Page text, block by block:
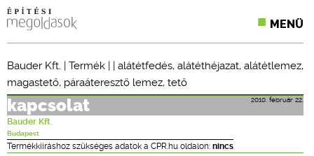
MENÜ
SZAKLAPOK
CPR TERMÉKKIÍRÁS
ÉPÍTÉSI JOG
Bauder Kft. | Termék | | alátétfedés, alátéthéjazat, alátétlemez,
magastető, páraáteresztő lemez, tető
2010. február 22.
kapcsolat
Bauder Kft.
Budapest
Termékkiíráshoz szükséges adatok a CPR.hu oldalon: nincs